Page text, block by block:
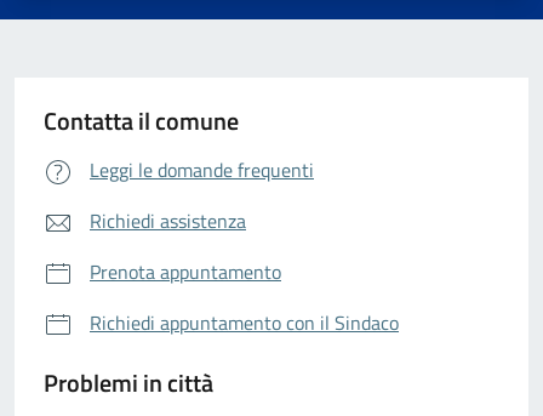
Contatta il comune
Leggi le domande frequenti
Richiedi assistenza
Prenota appuntamento
Richiedi appuntamento con il Sindaco
Problemi in città